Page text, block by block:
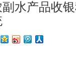
水产品收